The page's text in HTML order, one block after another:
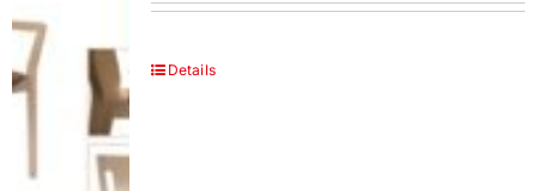
Details